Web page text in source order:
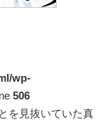
wp-
506
を見抜いていた真